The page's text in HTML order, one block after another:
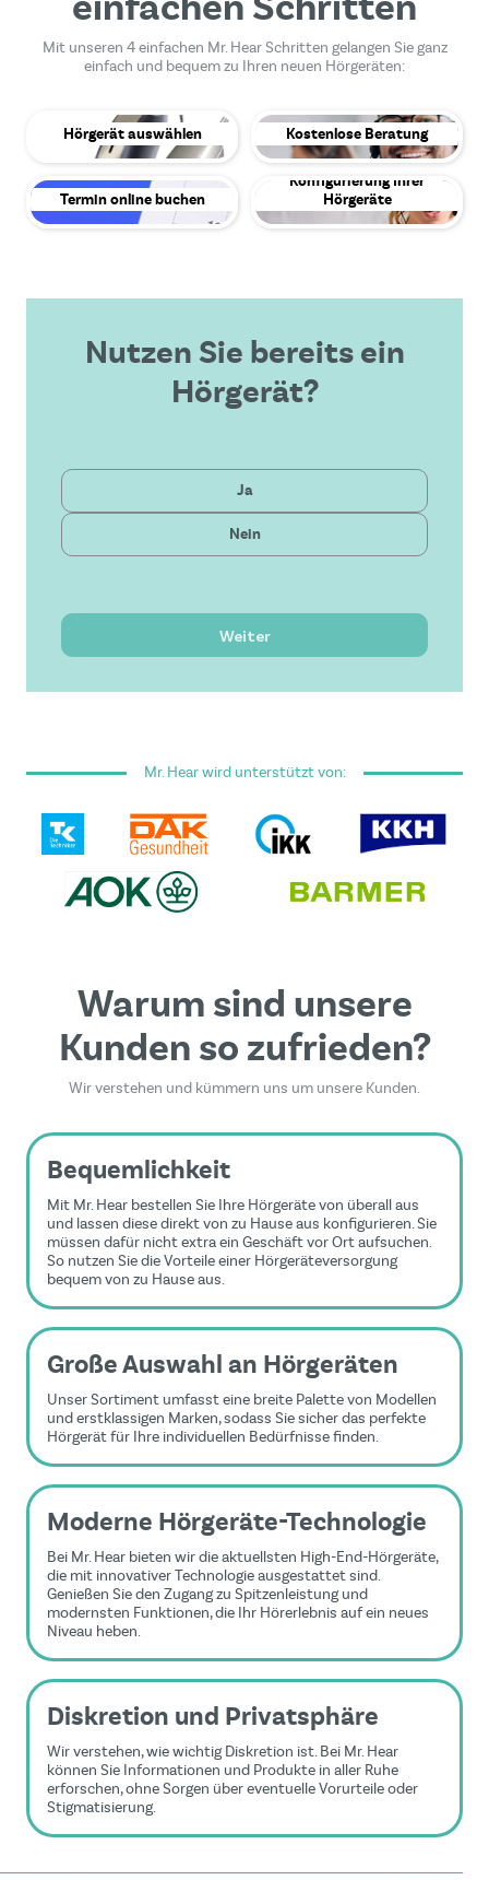
Mit unseren 4 einfachen Mr. Hear Schritten gelangen Sie ganz
einfach und bequem zu Ihren neuen Hörgeräten:
Hörgerät auswählen Kostenlose Beratung
Termin online buchen
Konfigurierung Ihrer
Hörgeräte
Nutzen Sie bereits ein
Hörgerät?
Ja
Nein
Weiter
Privat
Gesetzlich
Hervorragender Service
Dieses Formular ist durch reCAPTCHA geschützt - es
gelten die Google Datenschutzrichtlinie
Nutzungsbedingungen
Mr. Hear wird unterstützt von:
Warum sind unsere
Kunden so zufrieden?
Wir verstehen und kümmern uns um unsere Kunden.
Bequemlichkeit
Mit Mr. Hear bestellen Sie Ihre Hörgeräte von überall aus
und lassen diese direkt von zu Hause aus konfigurieren. Sie
müssen dafür nicht extra ein Geschäft vor Ort aufsuchen.
So nutzen Sie die Vorteile einer Hörgeräteversorgung
bequem von zu Hause aus.
Große Auswahl an Hörgeräten
Unser Sortiment umfasst eine breite Palette von Modellen
und erstklassigen Marken, sodass Sie sicher das perfekte
Hörgerät für Ihre individuellen Bedürfnisse finden.
Moderne Hörgeräte-Technologie
Bei Mr. Hear bieten wir die aktuellsten High-End-Hörgeräte,
die mit innovativer Technologie ausgestattet sind.
Genießen Sie den Zugang zu Spitzenleistung und
modernsten Funktionen, die Ihr Hörerlebnis auf ein neues
Niveau heben.
Diskretion und Privatsphäre
Wir verstehen, wie wichtig Diskretion ist. Bei Mr. Hear
können Sie Informationen und Produkte in aller Ruhe
erforschen, ohne Sorgen über eventuelle Vorurteile oder
Stigmatisierung.